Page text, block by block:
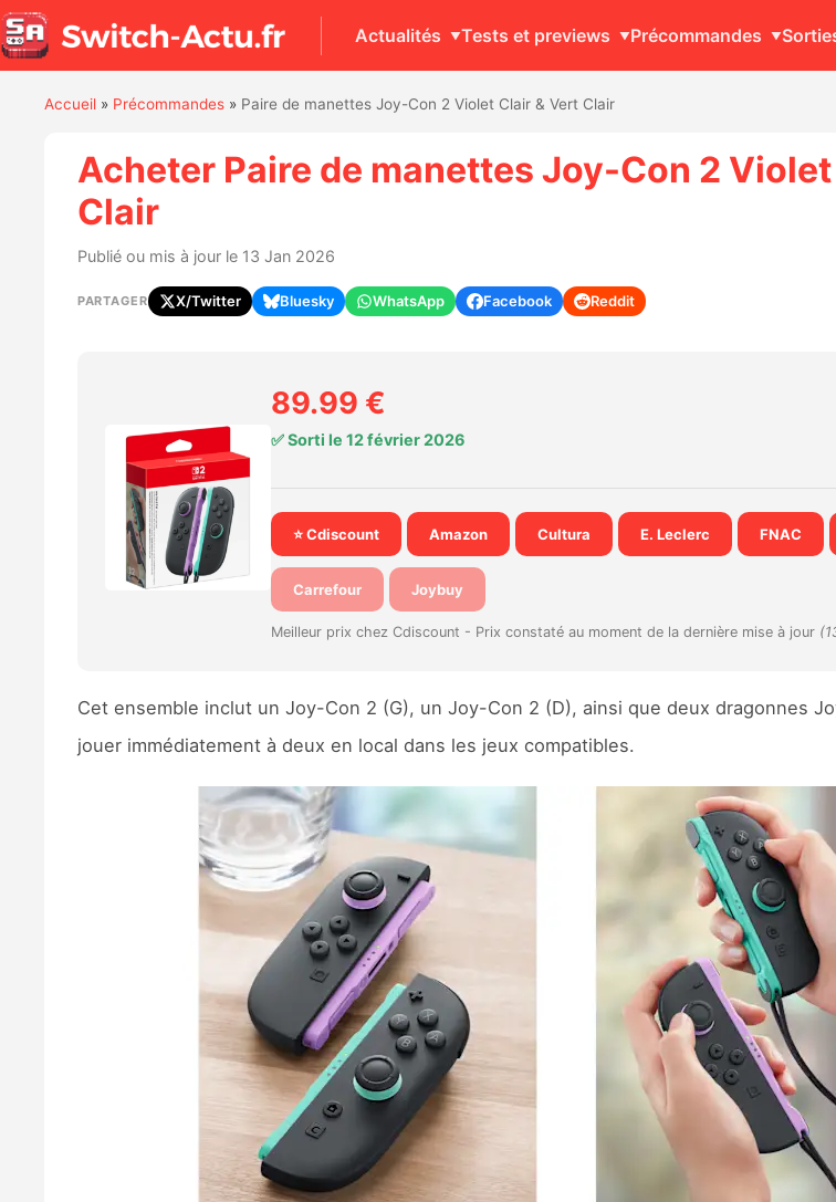
Actualités Tests et previews Précommandes
Accueil» Précommandes» Paire de manettes Joy-Con 2 Violet Clair & Vert Clair
Acheter Paire de manettes Joy-Con 2
Clair
Publié ou mis à jour le 13 Jan 2026
PARTAGER X/Twitter Bluesky WhatsApp Facebook Reddit
89.99 €
✅ Sorti le 12 février 2026
⭐ Cdiscount Amazon Cultura E. Leclerc FNAC
Carrefour Joybuy
Meilleur prix chez Cdiscount - Prix constaté au moment de la dernière mise à jour
Cet ensemble inclut un Joy-Con 2 (G), un Joy-Con 2 (D), ainsi que deux dragonnes
jouer immédiatement à deux en local dans les jeux compatibles.